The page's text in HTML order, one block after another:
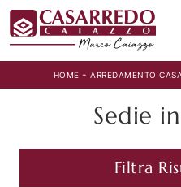
HOME - ARREDAMENTO CASA
Sedie
Filtra